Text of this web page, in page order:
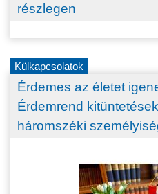
részlegen
Külkapcsolatok
Érdemes az életet
Érdemrend
háromszéki